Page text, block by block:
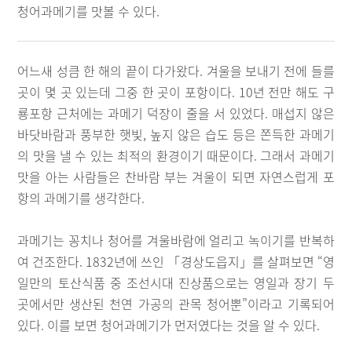
청어과메기를 맛볼 수 있다.
어느새 성큼 한 해의 끝이 다가왔다. 겨울을 보내기 전에 들를
곳이 몇 곳 있는데 그중 한 곳이 포항이다. 10년 전만 해도 구
룡포항 근처에는 과메기 덕장이 줄을 서 있었다. 매섭지 않은
바닷바람과 풍부한 햇빛, 높지 않은 습도 등은 쫀득한 과메기
의 맛을 낼 수 있는 최적의 환경이기 때문이다. 그래서 과메기
맛을 아는 사람들은 찬바람 부는 겨울이 되면 자연스럽게 포
항의 과메기를 생각한다.
과메기는 꽁치나 청어를 겨울바람에 얼리고 녹이기를 반복하
여 건조한다. 1832년에 쓰인 「경상도읍지」를 살펴보면 “영
일만의 토산식품 중 조선시대 진상품으로는 영일과 장기 두
곳에서만 생산된 천연 가공의 관목 청어뿐”이라고 기록되어
있다. 이를 보면 청어과메기가 먼저였다는 것을 알 수 있다.